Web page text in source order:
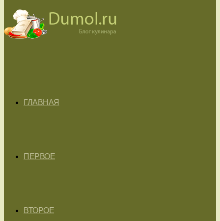
ГЛАВНАЯ
ПЕРВОЕ
ВТОРОЕ